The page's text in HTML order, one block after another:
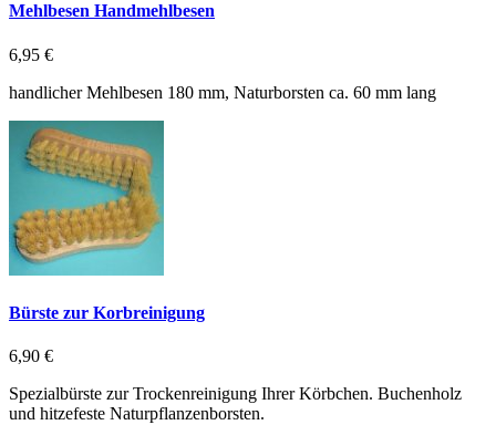
Mehlbesen Handmehlbesen
6,95 €
handlicher Mehlbesen 180 mm, Naturborsten ca. 60 mm lang
Bürste zur Korbreinigung
6,90 €
Spezialbürste zur Trockenreinigung Ihrer Körbchen. Buchenholz
und hitzefeste Naturpflanzenborsten.